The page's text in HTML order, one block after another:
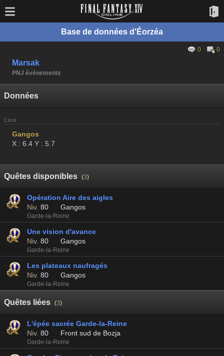
Base de données d'Éorzéa
0 0
Marsak
PNJ événements
Données
Lieu
Gangos
X : 6.4 Y : 5.7
Quêtes disponibles (3)
Opération Aire des aigles
Niv. 80 Gangos
Garde-la-Reine
Une vision d'avance
Niv. 80 Gangos
Garde-la-Reine
Les plateaux naufragés
Niv. 80 Gangos
Garde-la-Reine
Quêtes liées (3)
L'épée sacrée Garde-la-Reine
Niv. 80 Front sud de Bozja
Garde-la-Reine